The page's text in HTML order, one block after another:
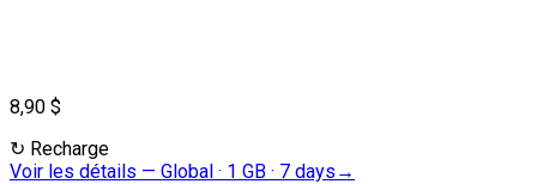
8,90 $
↻ Recharge
Voir les détails — Global · 1 GB · 7 days →